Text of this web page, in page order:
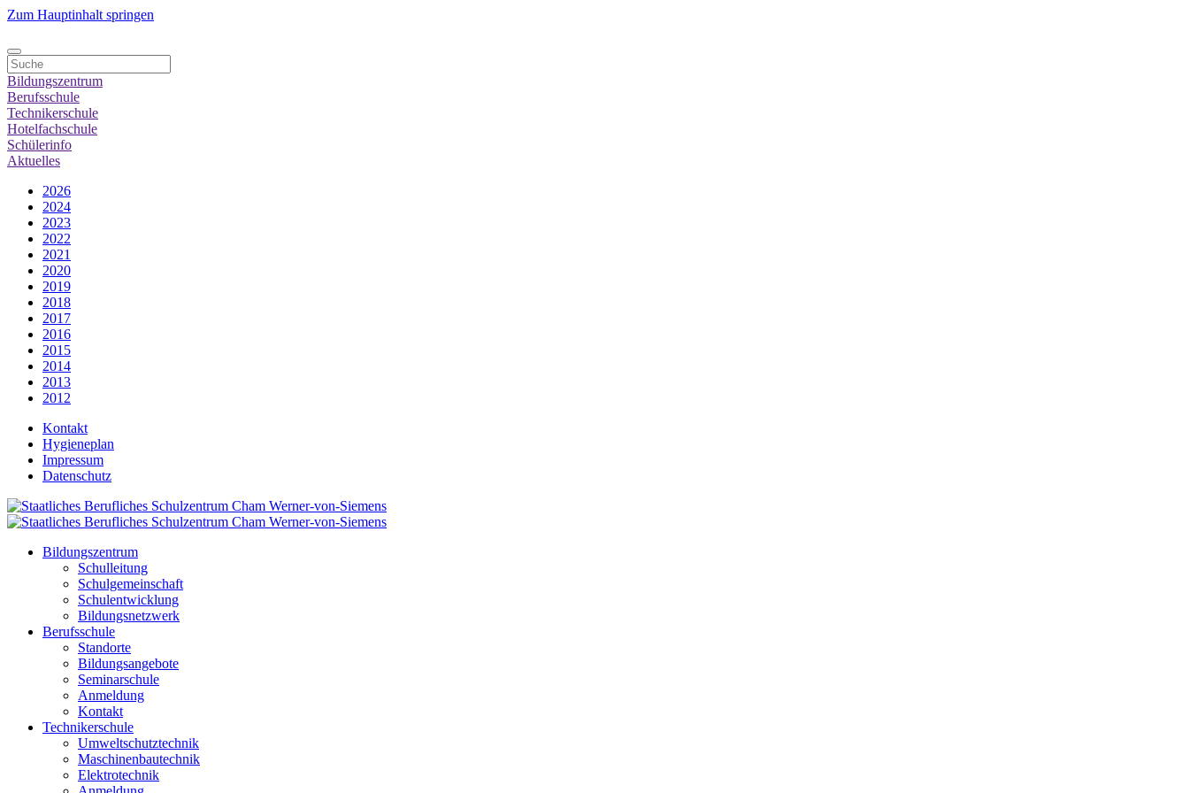
Zum Hauptinhalt springen
Bildungszentrum
Berufsschule
Technikerschule
Hotelfachschule
Schülerinfo
Aktuelles
2026
2024
2023
2022
2021
2020
2019
2018
2017
2016
2015
2014
2013
2012
Kontakt
Hygieneplan
Impressum
Datenschutz
Bildungszentrum
Schulleitung
Schulgemeinschaft
Schulentwicklung
Bildungsnetzwerk
Berufsschule
Standorte
Bildungsangebote
Seminarschule
Anmeldung
Kontakt
Technikerschule
Umweltschutztechnik
Maschinenbautechnik
Elektrotechnik